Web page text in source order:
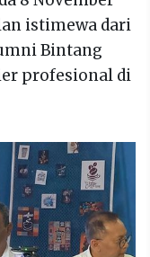
istimewa dari
Bintang
profesional di